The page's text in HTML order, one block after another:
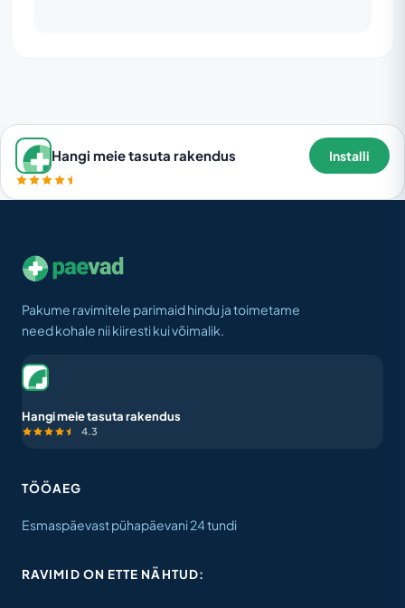
Hangi meie tasuta rakendus Installi
Pakume ravimitele parimaid hindu ja toimetame
need kohale nii kiiresti kui võimalik.
Hangi meie tasuta rakendus
4.3
TÖÖAEG
Esmaspäevast pühapäevani 24 tundi
RAVIMID ON ETTE NÄHTUD: